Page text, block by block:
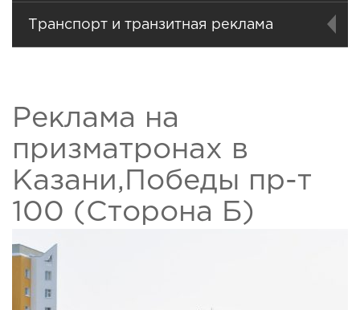
Транспорт и транзитная реклама
Реклама на
призматронах в
Казани,Победы пр-т
100 (Сторона Б)